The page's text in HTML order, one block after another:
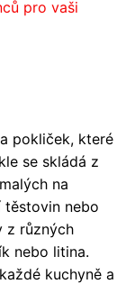
pro vaši
pokliček, které
se skládá z
na
těstovin nebo
z různých
nebo litina.
kuchyně a